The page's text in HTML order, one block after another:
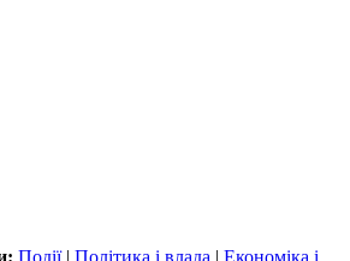
Події| Політика і влада | Економіка і